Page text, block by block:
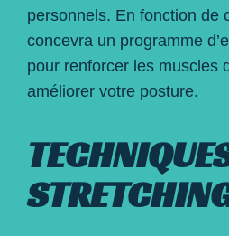
personnels. En fonction de
concevra un programme
pour renforcer les muscles
améliorer votre posture.